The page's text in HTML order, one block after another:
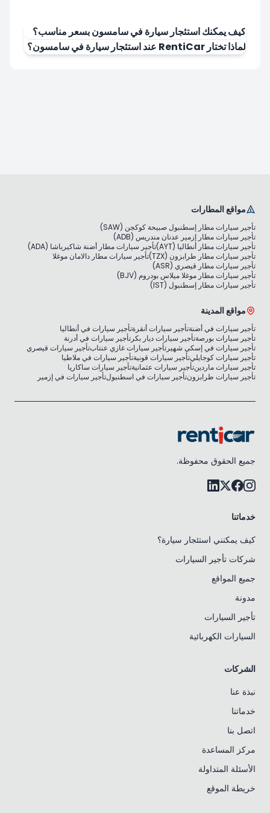
كيف يمكنك استئجار سيارة في سامسون بسعر مناسب؟
لماذا تختار RentiCar عند استئجار سيارة في سامسون؟
مواقع المطارات
تأجير سيارات مطار إسطنبول صبيحة كوكجن (SAW)
تأجير سيارات مطار إزمير عدنان مندريس (ADB)
تأجير سيارات مطار أنطاليا (AYT)
تأجير سيارات مطار أضنة شاكيرباشا (ADA)
تأجير سيارات مطار طرابزون (TZX)
تأجير سيارات مطار دالامان موغلا
تأجير سيارات مطار قيصري (ASR)
تأجير سيارات مطار موغلا ميلاس بودروم (BJV)
تأجير سيارات مطار إسطنبول (IST)
مواقع المدينة
تأجير سيارات في أضنةتأجير سيارات أنقرةتأجير سيارات في أنطاليا
تأجير سيارات بورصةتأجير سيارات ديار بكرتأجير سيارات في أدرنة
تأجير سيارات في إسكي شهيرتأجير سيارات غازي عنتابتأجير سيارات قيصري
تأجير سيارات كوجايليتأجير سيارات قونيةتأجير سيارات في ملاطيا
تأجير سيارات ماردينتأجير سيارات عثمانيةتأجير سيارات ساكاريا
تأجير سيارات طرابزونتأجير سيارات في اسطنبولتأجير سيارات في إزمير
جميع الحقوق محفوظة.
خدماتنا
كيف يمكنني استئجار سيارة؟
شركات تأجير السيارات
جميع المواقع
مدونة
تأجير السيارات
السيارات الكهربائية
الشركات
نبذة عنا
خدماتنا
اتصل بنا
مركز المساعدة
الأسئلة المتداولة
خريطة الموقع